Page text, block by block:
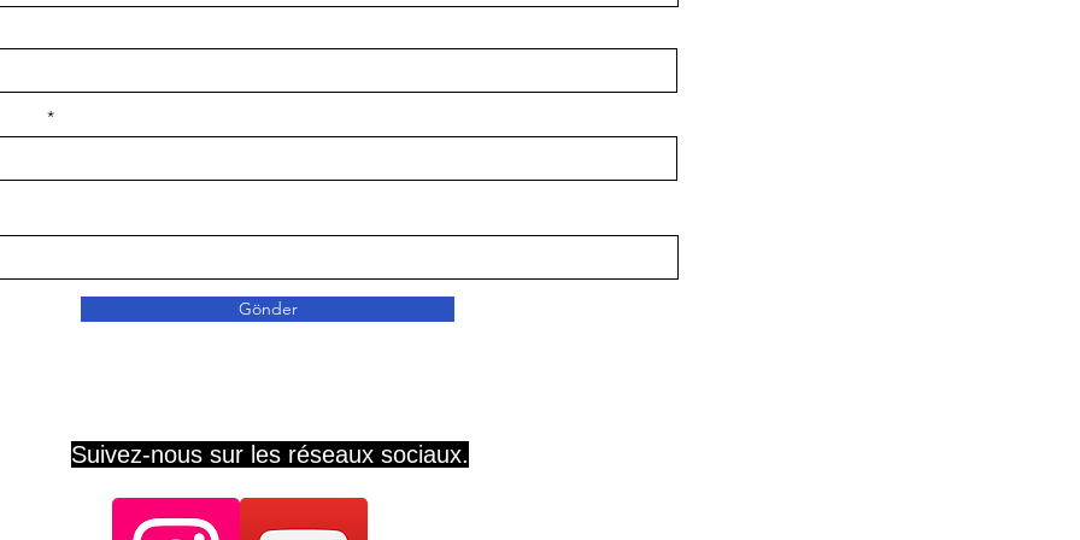
Gönder
Suivez-nous sur les réseaux sociaux.